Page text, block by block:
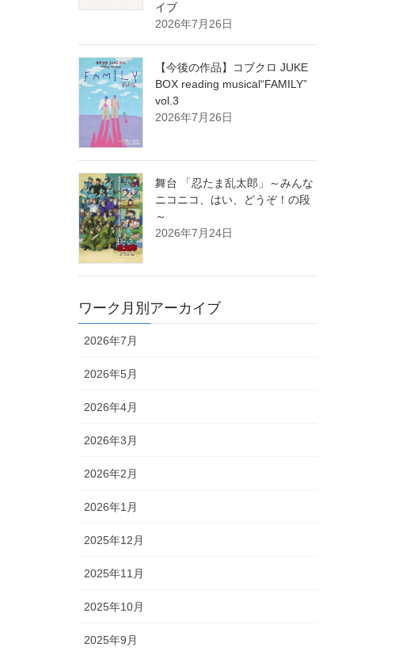
イブ
2026年7月26日
【今後の作品】コブクロ JUKE
BOX reading musical“FAMILY”
vol.3
2026年7月26日
舞台 「忍たま乱太郎」～みんな
ニコニコ、はい、どうぞ！の段
～
2026年7月24日
ワーク月別アーカイブ
2026年7月
2026年5月
2026年4月
2026年3月
2026年2月
2026年1月
2025年12月
2025年11月
2025年10月
2025年9月